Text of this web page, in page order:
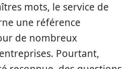
mots, le service de
une référence
de nombreux
Pourtant,